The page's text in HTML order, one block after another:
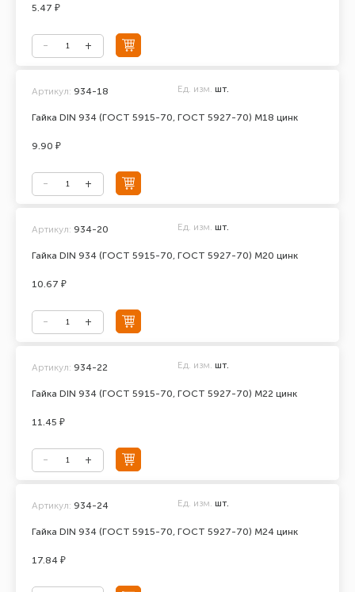
5.47 ₽
Гайка DIN 934 (ГОСТ 5915-70, ГОСТ 5927-70) М18 цинк
Артикул: 934-18 Ед. изм. шт.
9.90 ₽
Гайка DIN 934 (ГОСТ 5915-70, ГОСТ 5927-70) М20 цинк
Артикул: 934-20 Ед. изм. шт.
10.67 ₽
Гайка DIN 934 (ГОСТ 5915-70, ГОСТ 5927-70) М22 цинк
Артикул: 934-22 Ед. изм. шт.
11.45 ₽
Гайка DIN 934 (ГОСТ 5915-70, ГОСТ 5927-70) М24 цинк
Артикул: 934-24 Ед. изм. шт.
17.84 ₽